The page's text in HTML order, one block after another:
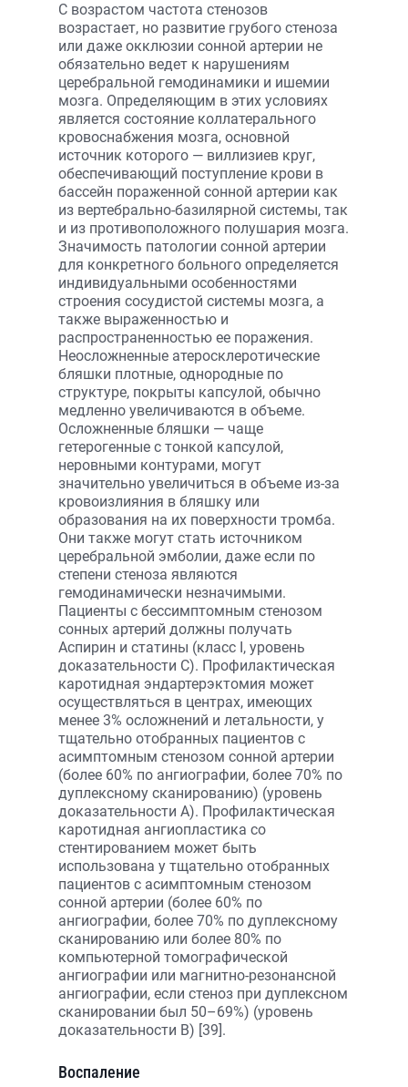
С возрастом частота стенозов
возрастает, но развитие грубого стеноза
или даже окклюзии сонной артерии не
обязательно ведет к нарушениям
церебральной гемодинамики и ишемии
мозга. Определяющим в этих условиях
является состояние коллатерального
кровоснабжения мозга, основной
источник которого — виллизиев круг,
обеспечивающий поступление крови в
бассейн пораженной сонной артерии как
из вертебрально-базилярной системы, так
и из противоположного полушария мозга.
Значимость патологии сонной артерии
для конкретного больного определяется
индивидуальными особенностями
строения сосудистой системы мозга, а
также выраженностью и
распространенностью ее поражения.
Неосложненные атеросклеротические
бляшки плотные, однородные по
структуре, покрыты капсулой, обычно
медленно увеличиваются в объеме.
Осложненные бляшки — чаще
гетерогенные с тонкой капсулой,
неровными контурами, могут
значительно увеличиться в объеме из-за
кровоизлияния в бляшку или
образования на их поверхности тромба.
Они также могут стать источником
церебральной эмболии, даже если по
степени стеноза являются
гемодинамически незначимыми.
Пациенты с бессимптомным стенозом
сонных артерий должны получать
Аспирин и статины (класс I, уровень
доказательности С). Профилактическая
каротидная эндартер­эктомия может
осуществляться в центрах, имеющих
менее 3% осложнений и летальности, у
тщательно отобранных пациентов с
асимптомным стенозом сонной артерии
(более 60% по ангиографии, более 70% по
дуплексному сканированию) (уровень
доказательности A). Профилактическая
каротидная ангио­пластика со
стентированием может быть
использована у тщательно отобранных
пациентов с асимптомным стенозом
сонной артерии (более 60% по
ангиографии, более 70% по дуплексному
сканированию или более 80% по
компьютерной томографической
ангиографии или магнитно-резонансной
ангиографии, если стеноз при дуплексном
сканировании был 50–69%) (уровень
доказательности B) [39].
Воспаление